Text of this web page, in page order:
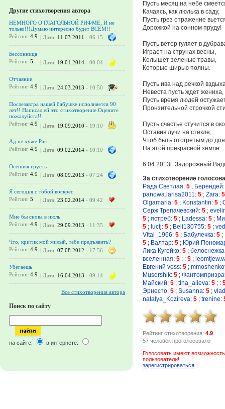
Другие стихотворения автора
НЕМНОГО О ГЛАГОЛЬНОЙ РИФМЕ, И не
только!!!Думаю интересно будет ВСЕМ!!
Рейтинг 4.9 | Дата: 11.03.2011 - 06:15
Бессонница
Рейтинг 5 | Дата: 19.01.2014 - 00:04
Отчаяние
Рейтинг 4.9 | Дата: 24.03.2013 - 10:50
Послезавтра нашей бабушке исполняется 90
лет!! Написал ей это стихотворение.Оцените
пожалуйста!!
Рейтинг 4.9 | Дата: 19.09.2010 - 19:10
Ад не хуже Рая
Рейтинг 4.9 | Дата: 09.02.2014 - 10:10
Осенняя грусть
Рейтинг 4.9 | Дата: 08.09.2013 - 07:24
Я сегодня с тобой воскрес
Рейтинг 5 | Дата: 23.02.2014 - 09:42
Мне бы снова в июль
Рейтинг 4.9 | Дата: 29.09.2013 - 11:35
Что, критик мой милый, тебе предъявить?
Рейтинг 4.9 | Дата: 07.08.2012 - 17:56
Убегаешь
Рейтинг 4.9 | Дата: 16.04.2013 - 09:14
Все стихотворения автора
Поиск по сайту
на сайте: в интернете:
Пусть месяц на небе
Качаясь, как люлька в саду,
Пусть грез отражение
Дорожкой на сонном пруду!
Пусть ветер гуляет в
Играет на струнах весны,
Колышет зеленые травы,
Которые ширью полны.
Пусть ива над речкой
Невеста пусть ждет жениха,
Пусть время людей
Пронзительной строчкой
Пусть счастье стучится в
Оставив лучи на стекле,
Чтоб быть отогретым до
На этой прекрасной земле.
6.04.2013г. Задорожный
За стихотворение
Рада Светлая: 5 ; Берендей:
panowa.larisa2011 : 5 ; Zara: 5
Olgamaria: 5 ; Konstantin: 5 ;
Серж Трепачевский: 5 ;
5 ; ястреб: 5 ; Ladessa: 5 ;
5 ; lucij: 5 ; Beli130755: 5 ;
Vital_1966: 5 ; Бабулечка: 5 ;
5 ; Валтар: 5 ; Юрий
Лика Кугейко: 5 ; белоснежка
вселенная: 5 ; : 5 ;
Евгений vess: 5 ;
Musorshik: 5 ;
Майский: 5 ; tina_alieva: 5 ; :
Эрнесто: 5 ; Susanna: 5 ;
natalya_Kozireva: 5 ; trenine:
Рейтинг стихотворения: 4.9
57 человек проголосовало
Голосовать имеют
пользователи!
зарегистрироваться